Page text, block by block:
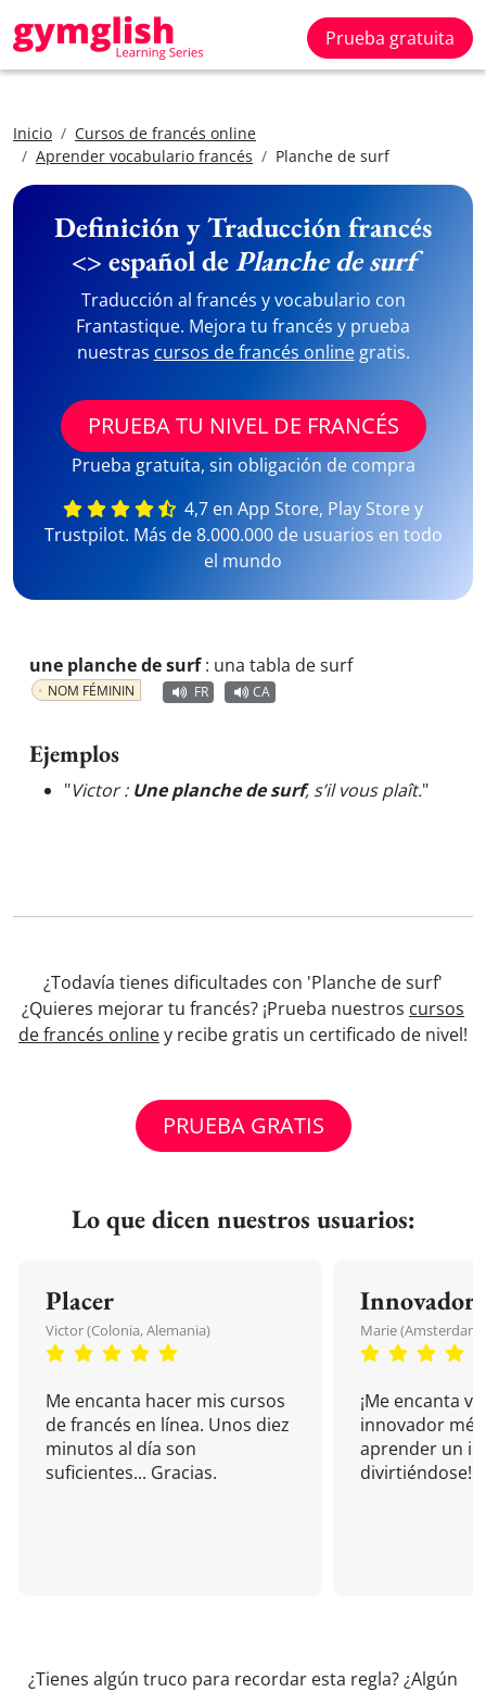
Prueba gratuita
Inicio
Cursos de francés online
Aprender vocabulario francés
Planche de surf
Definición y Traducción francés
<> español dePlanche de surf
Traducción al francés y vocabulario con
Frantastique. Mejora tu francés y prueba
nuestras cursos de francés onlinegratis.
PRUEBA TU NIVEL DE FRANCÉS
Prueba gratuita, sin obligación de compra
4,7 en App Store, Play Store y
Trustpilot. Más de 8.000.000 de usuarios en todo
el mundo
une planche de surf: una tabla de surf
NOM FÉMININ FR CA
Ejemplos
"Victor : Une planche de surf, s’il vous plaît."
¿Todavía tienes dificultades con 'Planche de surf'
¿Quieres mejorar tu francés? ¡Prueba nuestros cursos
de francés onliney recibe gratis un certificado de nivel!
PRUEBA GRATIS
Lo que dicen nuestros usuarios:
Placer
Victor (Colonia, Alemania)
Me encanta hacer mis cursos
de francés en línea. Unos diez
minutos al día son
suficientes... Gracias.
Innovador
Marie (Amsterdam,
¡Me encanta
innovador
aprender un
divirtiéndose!
¿Tienes algún truco para recordar esta regla? ¿Algún